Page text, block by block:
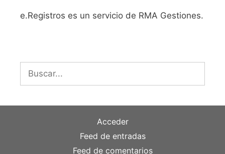
e.Registros es un servicio de RMA Gestiones.
Acceder
Feed de entradas
Feed de comentarios